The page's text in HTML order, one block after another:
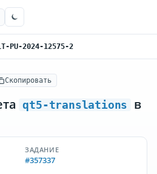
PU-2024-12575-2
Скопировать
qt5-translations
в
ЗАДАНИЕ
#357337